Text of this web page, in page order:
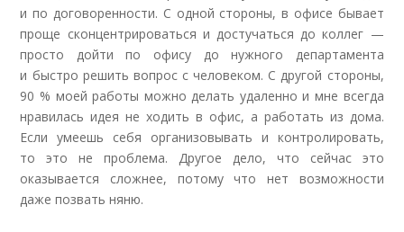
и по договоренности. С одной стороны, в офисе бывает
проще сконцентрироваться и достучаться до коллег —
просто дойти по офису до нужного департамента
и быстро решить вопрос с человеком. С другой стороны,
90 % моей работы можно делать удаленно и мне всегда
нравилась идея не ходить в офис, а работать из дома.
Если умеешь себя организовывать и контролировать,
то это не проблема. Другое дело, что сейчас это
оказывается сложнее, потому что нет возможности
даже позвать няню.